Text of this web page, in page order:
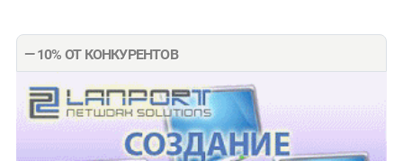
— 10% ОТ КОНКУРЕНТОВ